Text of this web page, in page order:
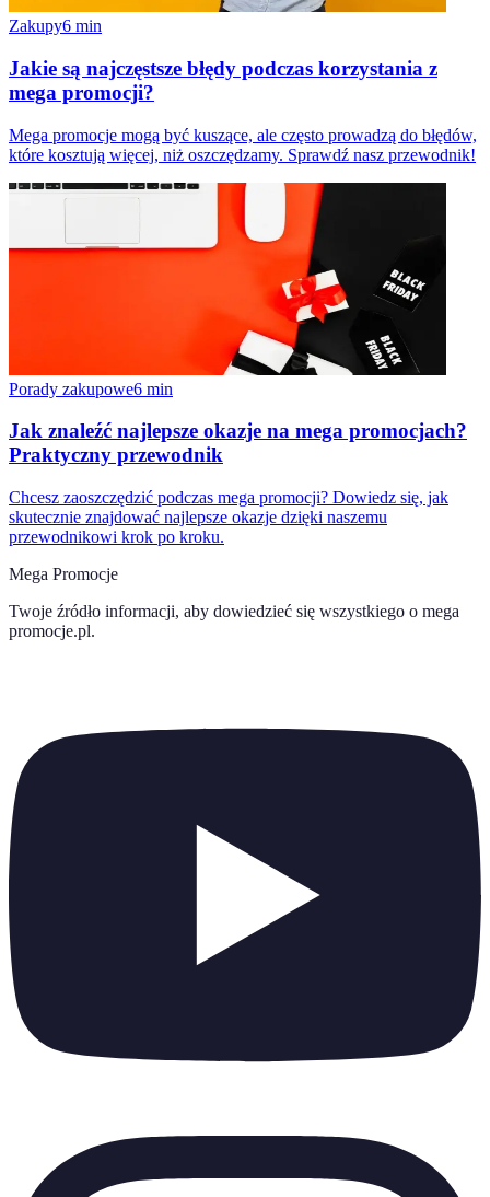
Zakupy6 min
Jakie są najczęstsze błędy podczas korzystania z
mega promocji?
Mega promocje mogą być kuszące, ale często prowadzą do błędów,
które kosztują więcej, niż oszczędzamy. Sprawdź nasz przewodnik!
Porady zakupowe6 min
Jak znaleźć najlepsze okazje na mega promocjach?
Praktyczny przewodnik
Chcesz zaoszczędzić podczas mega promocji? Dowiedz się, jak
skutecznie znajdować najlepsze okazje dzięki naszemu
przewodnikowi krok po kroku.
Mega Promocje
Twoje źródło informacji, aby dowiedzieć się wszystkiego o mega
promocje.pl.